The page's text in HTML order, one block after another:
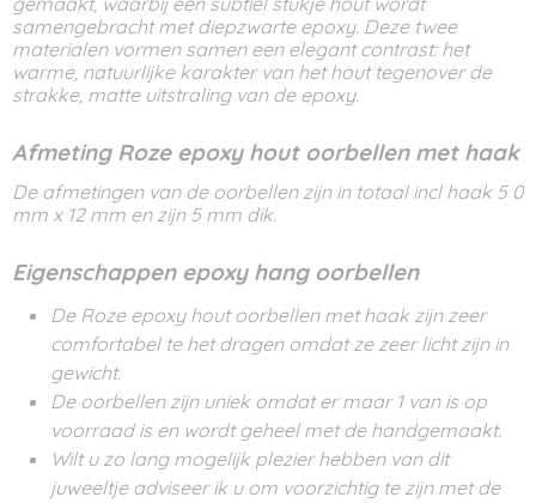
samengebracht met diepzwarte epoxy. Deze twee
materialen vormen samen een elegant contrast: het
warme, natuurlijke karakter van het hout tegenover de
strakke, matte uitstraling van de epoxy.
Afmeting Roze epoxy hout oorbellen met haak
De afmetingen van de oorbellen zijn in totaal incl haak 5 0
mm x 12 mm en zijn 5 mm dik.
Eigenschappen epoxy hang oorbellen
De Roze epoxy hout oorbellen met haak zijn zeer
comfortabel te het dragen omdat ze zeer licht zijn in
gewicht.
De oorbellen zijn uniek omdat er maar 1 van is op
voorraad is en wordt geheel met de handgemaakt.
Wilt u zo lang mogelijk plezier hebben van dit
juweeltje adviseer ik u om voorzichtig te zijn met de